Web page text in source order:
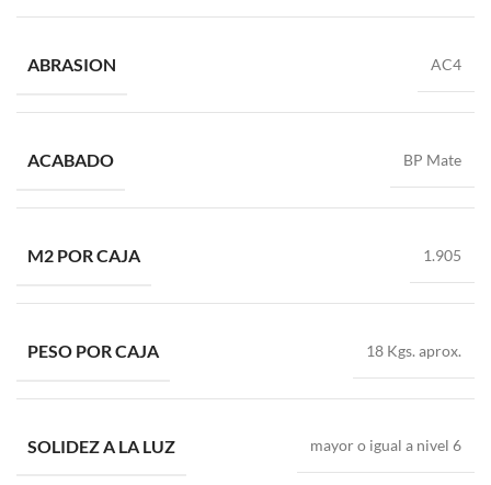
ABRASION AC4
ACABADO BP Mate
M2 POR CAJA 1.905
PESO POR CAJA 18 Kgs. aprox.
SOLIDEZ A LA LUZ mayor o igual a nivel 6